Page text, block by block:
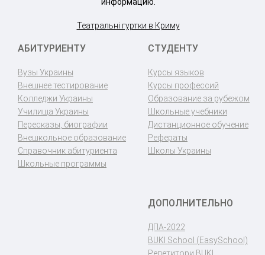
Театральні гуртки в Криму
АБИТУРИЕНТУ
Вузы Украины
Внешнее тестирование
Колледжи Украины
Училища Украины
Пересказы, биографии
Внешкольное образование
Справочник абитуриента
Школьные программы
СТУДЕНТУ
Курсы языков
Курсы профессий
Образование за рубежом
Школьные учебники
Дистанционное обучение
Рефераты
Школы Украины
ДОПОЛНИТЕЛЬНО
ДПА-2022
BUKI School (EasySchool)
Репетитори BUKI